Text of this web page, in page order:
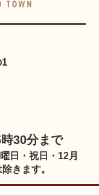
30分まで
日・祝日・12月
きます。